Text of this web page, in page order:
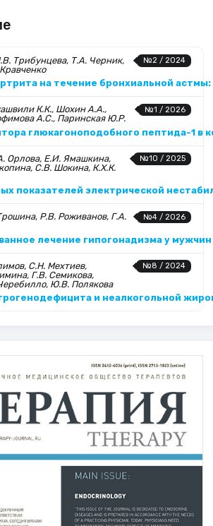
№2 / 2024
Трибунцева, Т.А. Черник,
на течение бронхиальной
№1 / 2026
К.К., Шохин А.А.,
А.С., Паринская Ю.Р.
глюкагоноподобного пептида-1 в
№10 / 2025
Орлова, Е.И. Ямашкина,
С.В. Шокина, К.Х.К.
показателей электрической
№4 / 2026
Р.В. Роживанов, Г.А.
лечение гипогонадизма у
№8 / 2024
С.Н. Мехтиев,
Г.В. Семикова,
Ю.В. Полякова
и неалкогольной